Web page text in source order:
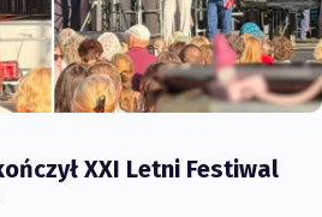
XXI Letni Festiwal